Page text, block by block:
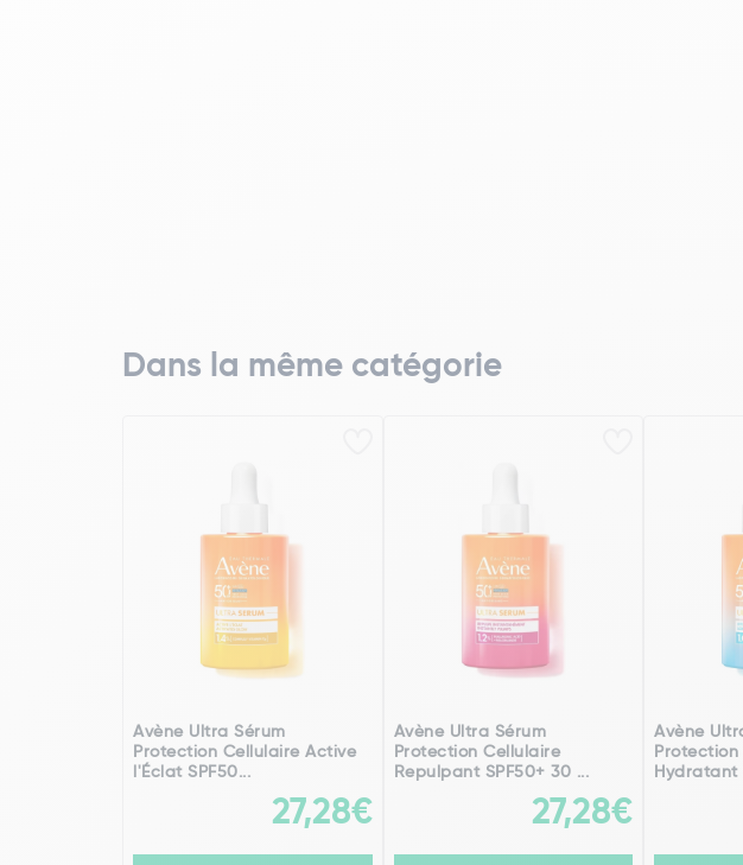
Dans la même catégorie
Avène Ultra Sérum
Protection Cellulaire Active
l'Éclat SPF50...
27,28€
Avène Ultra Sérum
Protection Cellulaire
Repulpant SPF50+ 30 ...
27,28€
Avène
Hydratant